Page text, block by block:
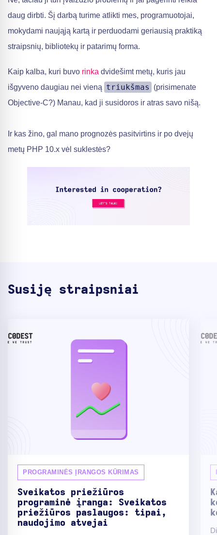
daug dirbti. Šį darbą turime atlikti mes, programuotojai,
mokydami naująją kartą ir perduodami geriausią praktiką
straipsnių, bibliotekų ir patarimų forma.
Kaip kalba, kuri buvo rinka dvidešimt metų, kuris jau
išgyveno daugiau nei vieną triukšmas
(prisimenate
Objective-C?) Manau, kad ji susidoros ir atras savo nišą.
Ir kas žino, gal mano prognozės pasitvirtins ir po dvejų
metų PHP 10.x vėl suklestės?
Susiję straipsniai
PROGRAMINĖS ĮRANGOS KŪRIMAS
Sveikatos priežiūros
programinė įranga: Sveikatos
priežiūros paslaugos: tipai,
naudojimo atvejai